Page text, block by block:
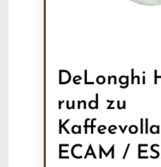
DeLonghi
rund zu
ECAM /